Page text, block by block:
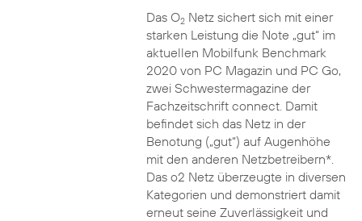
Das O2Netz sichert sich mit einer
starken Leistung die Note „gut“ im
aktuellen Mobilfunk Benchmark
2020 von PC Magazin und PC Go,
zwei Schwestermagazine der
Fachzeitschrift connect. Damit
befindet sich das Netz in der
Benotung („gut“) auf Augenhöhe
mit den anderen Netzbetreibern*.
Das o2 Netz überzeugte in diversen
Kategorien und demonstriert damit
erneut seine Zuverlässigkeit und